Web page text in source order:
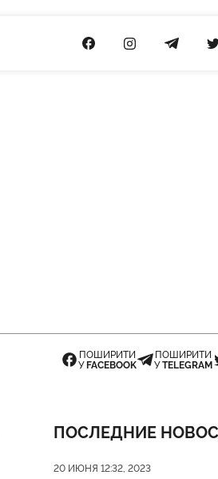
ПОСИЛАННЯ НАПОСИЛАННЯ НА
ПОШИРИТИ
У FACEBOOK
ПОШИРИТИ
УTELEGRAM
ПОСЛЕДНИЕ
Дата публикации
20 ИЮНЯ 12:32, 2023